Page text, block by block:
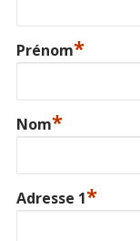
Prénom*
Nom*
Adresse 1*